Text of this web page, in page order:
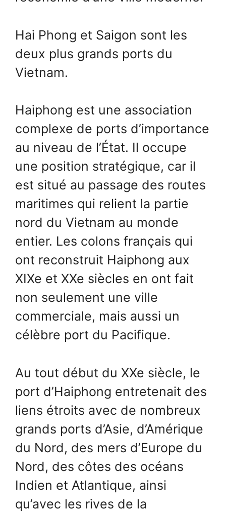
Hai Phong et Saigon sont les
deux plus grands ports du
Vietnam.
Haiphong est une association
complexe de ports d’importance
au niveau de l’État. Il occupe
une position stratégique, car il
est situé au passage des routes
maritimes qui relient la partie
nord du Vietnam au monde
entier. Les colons français qui
ont reconstruit Haiphong aux
XIXe et XXe siècles en ont fait
non seulement une ville
commerciale, mais aussi un
célèbre port du Pacifique.
Au tout début du XXe siècle, le
port d’Haiphong entretenait des
liens étroits avec de nombreux
grands ports d’Asie, d’Amérique
du Nord, des mers d’Europe du
Nord, des côtes des océans
Indien et Atlantique, ainsi
qu’avec les rives de la